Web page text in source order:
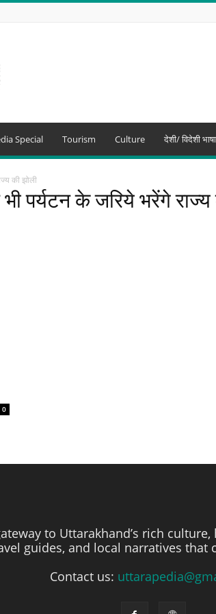
Special Tourism Culture देशी/ विदेशी
की झोली
पर्यटन के जरिये भरेंगे राज्य
0
to Uttarakhand’s rich
guides, and local narratives that
Contact us: